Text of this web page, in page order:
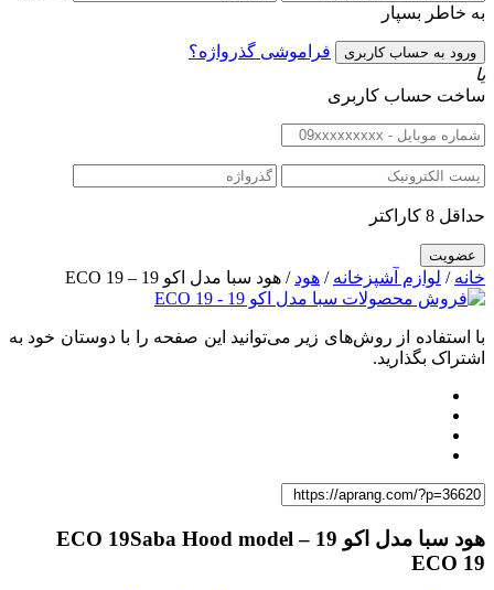
به خاطر بسپار
فراموشی گذرواژه؟
یا
ساخت حساب کاربری
حداقل 8 کاراکتر
خانه / لوازم آشپزخانه / هود / هود سبا مدل اکو 19 – ECO 19
با استفاده از روش‌های زیر می‌توانید این صفحه را با دوستان خود به
اشتراک بگذارید.
هود سبا مدل اکو 19 – ECO 19
Saba Hood model
ECO 19